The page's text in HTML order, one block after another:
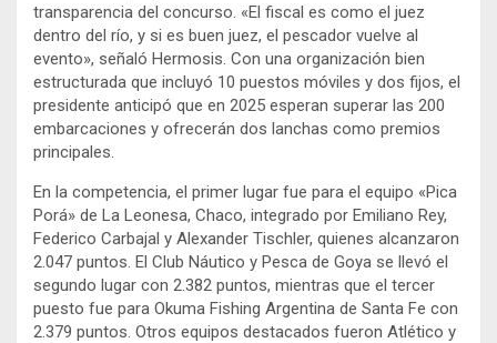
transparencia del concurso. «El fiscal es como el juez
dentro del río, y si es buen juez, el pescador vuelve al
evento», señaló Hermosis. Con una organización bien
estructurada que incluyó 10 puestos móviles y dos fijos, el
presidente anticipó que en 2025 esperan superar las 200
embarcaciones y ofrecerán dos lanchas como premios
principales.
En la competencia, el primer lugar fue para el equipo «Pica
Porá» de La Leonesa, Chaco, integrado por Emiliano Rey,
Federico Carbajal y Alexander Tischler, quienes alcanzaron
2.047 puntos. El Club Náutico y Pesca de Goya se llevó el
segundo lugar con 2.382 puntos, mientras que el tercer
puesto fue para Okuma Fishing Argentina de Santa Fe con
2.379 puntos. Otros equipos destacados fueron Atlético y